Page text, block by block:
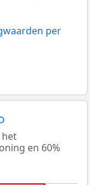
per
het
en 60%